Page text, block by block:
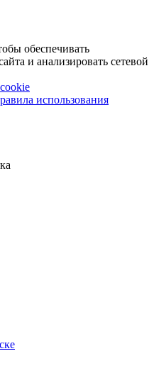
обеспечивать
и анализировать сетевой
использования